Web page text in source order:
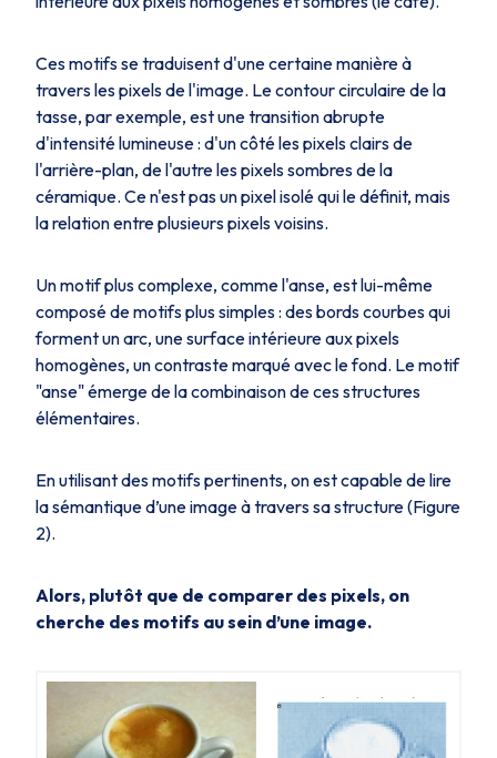
Ces motifs se traduisent d'une certaine manière à
travers les pixels de l'image. Le contour circulaire de la
tasse, par exemple, est une transition abrupte
d'intensité lumineuse : d'un côté les pixels clairs de
l'arrière-plan, de l'autre les pixels sombres de la
céramique. Ce n'est pas un pixel isolé qui le définit, mais
la relation entre plusieurs pixels voisins.
Un motif plus complexe, comme l'anse, est lui-même
composé de motifs plus simples : des bords courbes qui
forment un arc, une surface intérieure aux pixels
homogènes, un contraste marqué avec le fond. Le motif
"anse" émerge de la combinaison de ces structures
élémentaires.
En utilisant des motifs pertinents, on est capable de lire
la sémantique d’une image à travers sa structure (Figure
2).
Alors, plutôt que de comparer des pixels, on
cherche des motifs au sein d’une image.